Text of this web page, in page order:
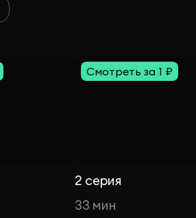
Смотреть за 1 ₽
2 серия
33 мин